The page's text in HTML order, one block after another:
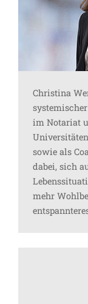
Christina
im Notariat
sowie als
dabei, sich
mehr